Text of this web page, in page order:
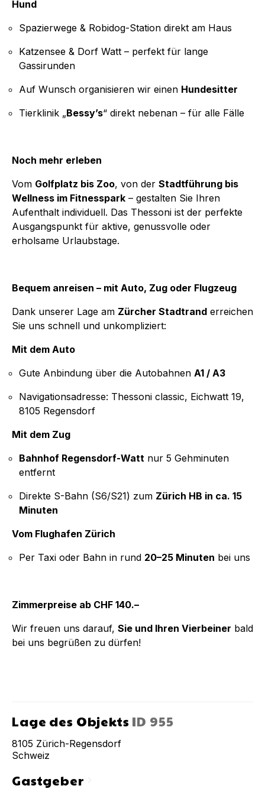
Hund
Spazierwege & Robidog-Station direkt am Haus
Katzensee & Dorf Watt – perfekt für lange
Gassirunden
Auf Wunsch organisieren wir einen Hundesitter
Tierklinik „Bessy’s“ direkt nebenan – für alle Fälle
Noch mehr erleben
Vom Golfplatz bis Zoo, von der Stadtführung bis
Wellness im Fitnesspark – gestalten Sie Ihren
Aufenthalt individuell. Das Thessoni ist der perfekte
Ausgangspunkt für aktive, genussvolle oder
erholsame Urlaubstage.
Bequem anreisen – mit Auto, Zug oder Flugzeug
Dank unserer Lage am Zürcher Stadtrand erreichen
Sie uns schnell und unkompliziert:
Mit dem Auto
Gute Anbindung über die Autobahnen A1 / A3
Navigationsadresse: Thessoni classic, Eichwatt 19,
8105 Regensdorf
Mit dem Zug
Bahnhof Regensdorf-Watt nur 5 Gehminuten
entfernt
Direkte S-Bahn (S6/S21) zum Zürich HB in ca. 15
Minuten
Vom Flughafen Zürich
Per Taxi oder Bahn in rund 20–25 Minuten bei uns
Zimmerpreise ab CHF 140.–
Wir freuen uns darauf, Sie und Ihren Vierbeiner bald
bei uns begrüßen zu dürfen!
Lage des Objekts ID 955
8105 Zürich-Regensdorf
Schweiz
Gastgeberchevron_right